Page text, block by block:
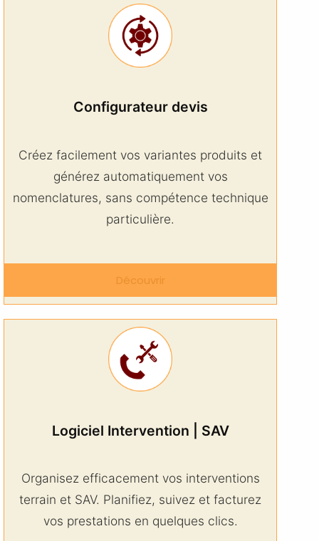
Configurateur devis
Créez facilement vos variantes produits et
générez automatiquement vos
nomenclatures, sans compétence technique
particulière.
Découvrir
Logiciel Intervention | SAV
Organisez efficacement vos interventions
terrain et SAV. Planifiez, suivez et facturez
vos prestations en quelques clics.